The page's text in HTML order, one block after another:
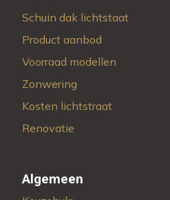
Schuin dak lichtstaat
Product aanbod
Voorraad modellen
Zonwering
Kosten lichtstraat
Renovatie
Algemeen